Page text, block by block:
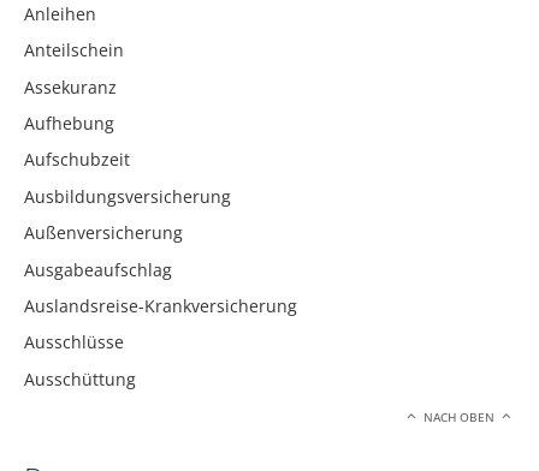
Anleihen
Anteilschein
Assekuranz
Aufhebung
Aufschubzeit
Ausbildungsversicherung
Außenversicherung
Ausgabeaufschlag
Auslandsreise-Krankversicherung
Ausschlüsse
Ausschüttung
NACH OBEN